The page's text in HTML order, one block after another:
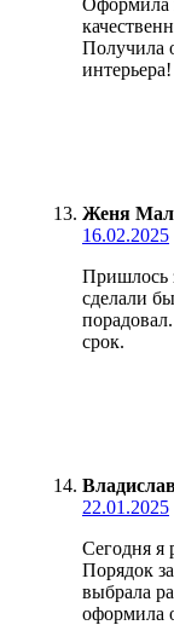
Получила
интерьера!
Женя
16.02.2025
Пришлось
сделали
срок.
22.01.2025
Сегодня я
Порядок
выбрала
оформила